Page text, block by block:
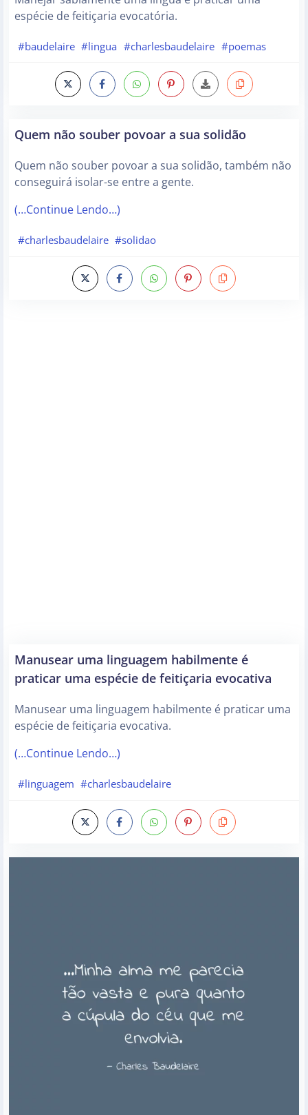
espécie de feitiçaria evocatória.
#baudelaire #lingua #charlesbaudelaire #poemas
Quem não souber povoar a sua solidão
Quem não souber povoar a sua solidão, também não
conseguirá isolar-se entre a gente.
(…Continue Lendo…)
#charlesbaudelaire #solidao
Manusear uma linguagem habilmente é
praticar uma espécie de feitiçaria evocativa
Manusear uma linguagem habilmente é praticar uma
espécie de feitiçaria evocativa.
(…Continue Lendo…)
#linguagem #charlesbaudelaire